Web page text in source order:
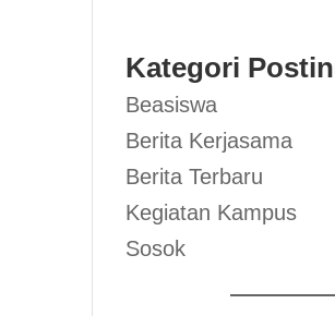
Kategori
Beasiswa
Berita Kerjasama
Berita Terbaru
Kegiatan Kampus
Sosok